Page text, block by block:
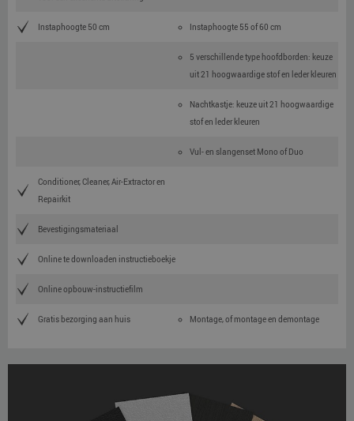
Instaphoogte 50 cm Instaphoogte 55 of 60 cm
5 verschillende type hoofdborden: keuze
uit 21 hoogwaardige stof en leder kleuren
Nachtkastje: keuze uit 21 hoogwaardige
stof en leder kleuren
Vul- en slangenset Mono of Duo
Conditioner, Cleaner, Air-Extractor en
Repairkit
Bevestigingsmateriaal
Online te downloaden instructieboekje
Online opbouw-instructiefilm
Gratis bezorging aan huis Montage, of montage en demontage